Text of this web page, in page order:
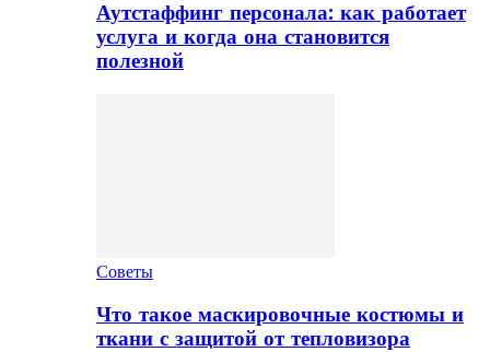
Аутстаффинг персонала: как работает
услуга и когда она становится
полезной
Советы
Что такое маскировочные костюмы и
ткани с защитой от тепловизора